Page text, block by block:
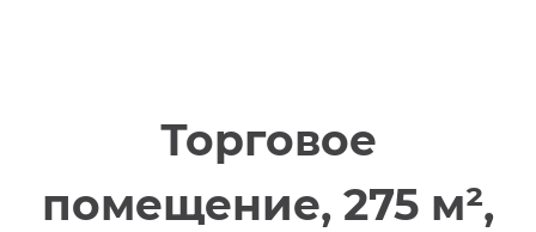
Торговое
помещение, 275 м²,